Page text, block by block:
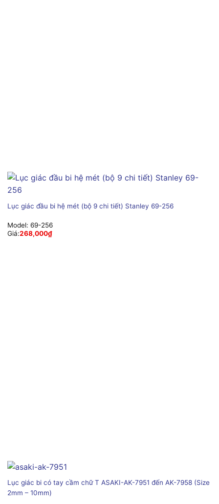
Lục giác đầu bi hệ mét (bộ 9 chi tiết) Stanley 69-256
Model: 69-256
Giá:268,000₫
Lục giác bi có tay cầm chữ T ASAKI-AK-7951 đến AK-7958 (Size
2mm – 10mm)